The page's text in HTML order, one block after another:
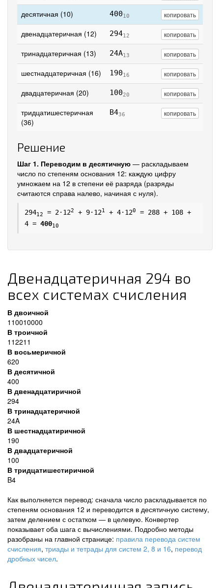
десятичная (10) 40010 копировать
двенадцатеричная (12) 29412 копировать
тринадцатеричная (13) 24A13 копировать
шестнадцатеричная (16) 19016 копировать
двадцатеричная (20) 10020 копировать
тридцатишестеричная
(36)
B436 копировать
Решение
Шаг 1. Переводим в десятичную — раскладываем
число по степеням основания 12: каждую цифру
умножаем на 12 в степени её разряда (разряды
считаются справа налево, начиная с нуля).
29412 = 2·122 + 9·121 + 4·120
= 288 + 108 +
4 = 40010
Двенадцатеричная 294 во
всех системах счисления
В двоичной
110010000
В троичной
112211
В восьмеричной
620
В десятичной
400
В двенадцатиричной
294
В тринадцатеричной
24A
В шестнадцатиричной
190
В двадцатеричной
100
В тридцатишестиричной
B4
Как выполняется перевод: сначала число раскладывается по
степеням основания 12 и переводится в десятичную систему,
затем делением с остатком — в целевую. Конвертер
показывает оба шага с вычислениями. Подробно методы
разобраны на главной странице: правила перевода систем
счисления, триады и тетрады для систем 2, 8 и 16, перевод
дробных чисел.